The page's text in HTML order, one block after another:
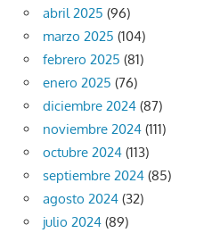
abril 2025 (96)
marzo 2025 (104)
febrero 2025 (81)
enero 2025 (76)
diciembre 2024 (87)
noviembre 2024 (111)
octubre 2024 (113)
septiembre 2024 (85)
agosto 2024 (32)
julio 2024 (89)